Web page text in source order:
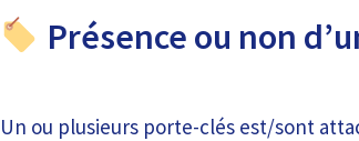
Présence ou non
Un ou plusieurs porte-clés est/sont